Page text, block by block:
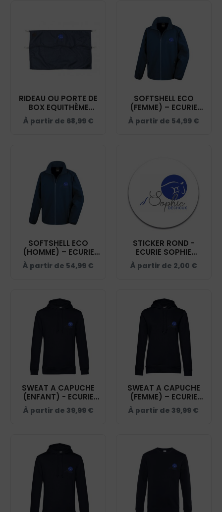
RIDEAU OU PORTE DE
BOX EQUITHÈME
PREMIUM - ECURIE
SOPHIE DECHOUX -
À partir de 68,99 €
SOFTSHELL ECO
(FEMME) – ECURIE
SOPHIE DECHOUX -
NAVY - R231F
À partir de 54,99 €
SOFTSHELL ECO
(HOMME) – ECURIE
SOPHIE DECHOUX -
NAVY - RS231
À partir de 54,99 €
STICKER ROND -
ECURIE SOPHIE
DECHOUX - STI001
À partir de 2,00 €
SWEAT A CAPUCHE
(ENFANT) - ECURIE
SOPHIE DECHOUX -
NAVY - K477
À partir de 39,99 €
SWEAT A CAPUCHE
(FEMME) – ECURIE
SOPHIE DECHOUX -
NAVY - BCW34B
À partir de 39,99 €